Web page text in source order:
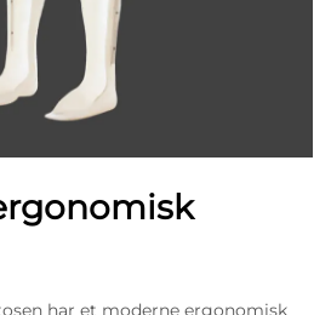
har et moderne ergonomisk